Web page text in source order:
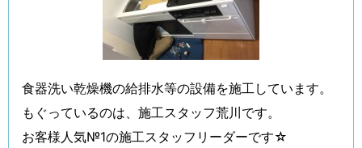
食器洗い乾燥機の給排水等の設備を施工しています。
もぐっているのは、施工スタッフ荒川です。
お客様人気№1の施工スタッフリーダーです☆